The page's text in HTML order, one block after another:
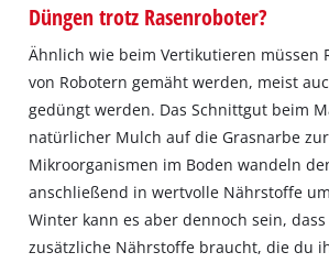
Düngen trotz Rasenroboter?
Ähnlich wie beim Vertikutieren müssen
von Robotern gemäht werden, meist
gedüngt werden. Das Schnittgut beim
natürlicher Mulch auf die Grasnarbe
Mikroorganismen im Boden wandeln
anschließend in wertvolle Nährstoffe
Winter kann es aber dennoch sein, dass
zusätzliche Nährstoffe braucht, die du